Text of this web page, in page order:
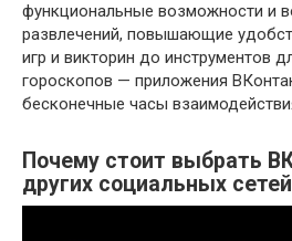
функциональные возможности и
развлечений, повышающие
игр и викторин до инструментов
гороскопов — приложения
бесконечные часы
Почему стоит выбрать
других социальных